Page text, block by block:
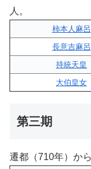
人。
柿本人麻呂
長意吉麻呂
持統天皇
大伯皇女
第三期
遷都（710年）か